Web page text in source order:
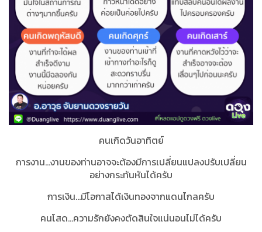
คนเกิดวันอาทิตย์
การงาน...งานของท่านอาจจะต้องมีการเปลี่ยนแปลงปรับเปลี่ยน
อย่างกระทันหันได้ครับ
การเงิน...มีโอกาสได้เงินทองจากแดนไกลครับ
คนโสด...ความรักยังคงตัดสินใจแน่นอนไม่ได้ครับ